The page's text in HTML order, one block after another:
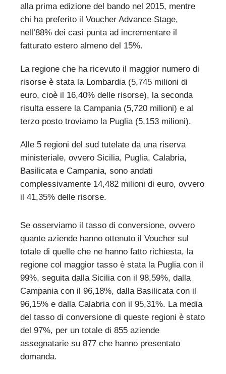
alla prima edizione del bando nel 2015, mentre
chi ha preferito il Voucher Advance Stage,
nell’88% dei casi punta ad incrementare il
fatturato estero almeno del 15%.
La regione che ha ricevuto il maggior numero di
risorse è stata la Lombardia (5,745 milioni di
euro, cioè il 16,40% delle risorse), la seconda
risulta essere la Campania (5,720 milioni) e al
terzo posto troviamo la Puglia (5,153 milioni).
Alle 5 regioni del sud tutelate da una riserva
ministeriale, ovvero Sicilia, Puglia, Calabria,
Basilicata e Campania, sono andati
complessivamente 14,482 milioni di euro, ovvero
il 41,35% delle risorse.
Se osserviamo il tasso di conversione, ovvero
quante aziende hanno ottenuto il Voucher sul
totale di quelle che ne hanno fatto richiesta, la
regione col maggior tasso è stata la Puglia con il
99%, seguita dalla Sicilia con il 98,59%, dalla
Campania con il 96,18%, dalla Basilicata con il
96,15% e dalla Calabria con il 95,31%. La media
del tasso di conversione di queste regioni è stato
del 97%, per un totale di 855 aziende
assegnatarie su 877 che hanno presentato
domanda.